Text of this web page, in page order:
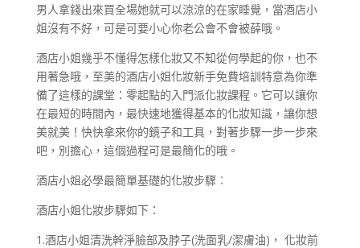
男人拿錢出來買全場她就可以涼涼的在家睡覺，當酒店小
姐沒有不好，可是可要小心你老公會不會被薛哦。
酒店小姐幾乎不懂得怎樣化妝又不知從何學起的你，也不
用著急哦，至美的酒店小姐化妝新手免費培訓特意為你準
備了這樣的課堂：零起點的入門派化妝課程。它可以讓你
在最短的時間內，最快速地獲得基本的化妝知識，讓你想
美就美！快快拿來你的鏡子和工具，對著步驟一步一步來
吧，別擔心，這個過程可是最簡化的哦。
酒店小姐必學最簡單基礎的化妝步驟︰
酒店小姐化妝步驟如下：
1.酒店小姐清洗幹淨臉部及脖子(洗面乳/潔膚油)， 化妝前